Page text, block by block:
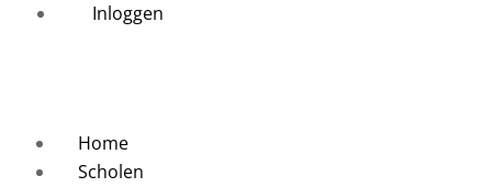
Inloggen
Home
Scholen